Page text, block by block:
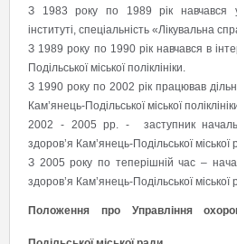
З 1983 року по 1989 рік навчався
інституті, спеціальність «Лікувальна
З 1989 року по 1990 рік навчався в
Подільської міської поліклініки.
З 1990 року по 2002 рік працював
Кам’янець-Подільської міської
2002 - 2005 рр. - заступник
здоров’я Кам’янець-Подільської міської
З 2005 року по теперішній час –
здоров’я Кам’янець-Подільської міської
Положення про Управління